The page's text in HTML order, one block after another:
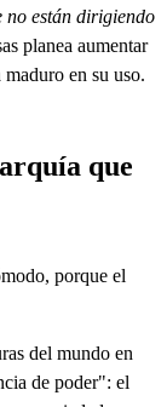
no están dirigiendo
planea aumentar
en su uso.
que
porque el
del mundo en
de poder": el